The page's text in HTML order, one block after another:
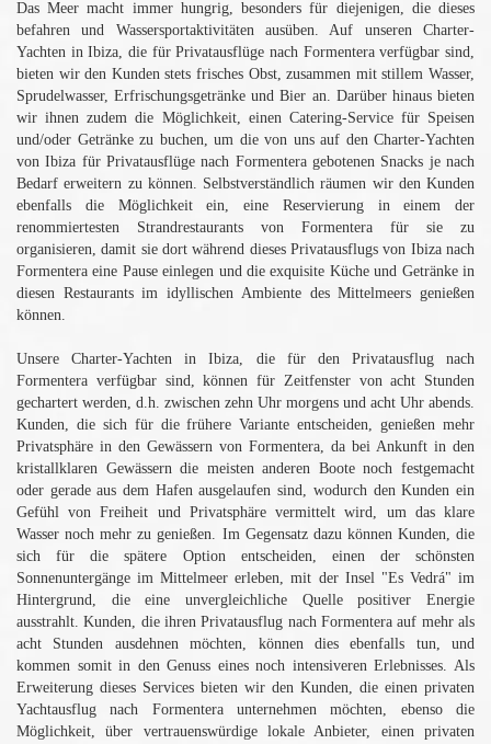
Das Meer macht immer hungrig, besonders für diejenigen, die dieses
befahren und Wassersportaktivitäten ausüben. Auf unseren Charter-
Yachten in Ibiza, die für Privatausflüge nach Formentera verfügbar sind,
bieten wir den Kunden stets frisches Obst, zusammen mit stillem Wasser,
Sprudelwasser, Erfrischungsgetränke und Bier an. Darüber hinaus bieten
wir ihnen zudem die Möglichkeit, einen Catering-Service für Speisen
und/oder Getränke zu buchen, um die von uns auf den Charter-Yachten
von Ibiza für Privatausflüge nach Formentera gebotenen Snacks je nach
Bedarf erweitern zu können. Selbstverständlich räumen wir den Kunden
ebenfalls die Möglichkeit ein, eine Reservierung in einem der
renommiertesten Strandrestaurants von Formentera für sie zu
organisieren, damit sie dort während dieses Privatausflugs von Ibiza nach
Formentera eine Pause einlegen und die exquisite Küche und Getränke in
diesen Restaurants im idyllischen Ambiente des Mittelmeers genießen
können.
Unsere Charter-Yachten in Ibiza, die für den Privatausflug nach
Formentera verfügbar sind, können für Zeitfenster von acht Stunden
gechartert werden, d.h. zwischen zehn Uhr morgens und acht Uhr abends.
Kunden, die sich für die frühere Variante entscheiden, genießen mehr
Privatsphäre in den Gewässern von Formentera, da bei Ankunft in den
kristallklaren Gewässern die meisten anderen Boote noch festgemacht
oder gerade aus dem Hafen ausgelaufen sind, wodurch den Kunden ein
Gefühl von Freiheit und Privatsphäre vermittelt wird, um das klare
Wasser noch mehr zu genießen. Im Gegensatz dazu können Kunden, die
sich für die spätere Option entscheiden, einen der schönsten
Sonnenuntergänge im Mittelmeer erleben, mit der Insel "Es Vedrá" im
Hintergrund, die eine unvergleichliche Quelle positiver Energie
ausstrahlt. Kunden, die ihren Privatausflug nach Formentera auf mehr als
acht Stunden ausdehnen möchten, können dies ebenfalls tun, und
kommen somit in den Genuss eines noch intensiveren Erlebnisses. Als
Erweiterung dieses Services bieten wir den Kunden, die einen privaten
Yachtausflug nach Formentera unternehmen möchten, ebenso die
Möglichkeit, über vertrauenswürdige lokale Anbieter, einen privaten